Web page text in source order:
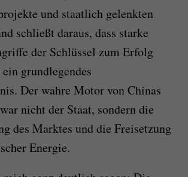
und staatlich gelenkten
schließt daraus, dass starke
der Schlüssel zum Erfolg
grundlegendes
Der wahre Motor von Chinas
nicht der Staat, sondern die
des Marktes und die Freisetzung
Energie.